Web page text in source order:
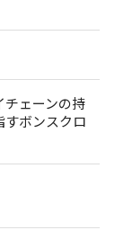
チェーンの持
すボンスクロ